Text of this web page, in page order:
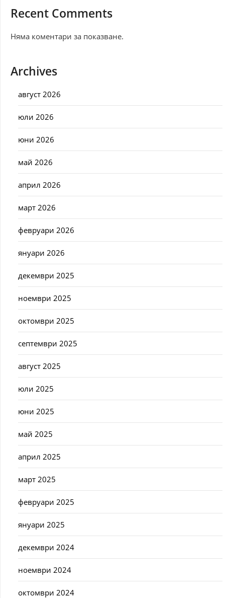
Recent Comments
Няма коментари за показване.
Archives
август 2026
юли 2026
юни 2026
май 2026
април 2026
март 2026
февруари 2026
януари 2026
декември 2025
ноември 2025
октомври 2025
септември 2025
август 2025
юли 2025
юни 2025
май 2025
април 2025
март 2025
февруари 2025
януари 2025
декември 2024
ноември 2024
октомври 2024